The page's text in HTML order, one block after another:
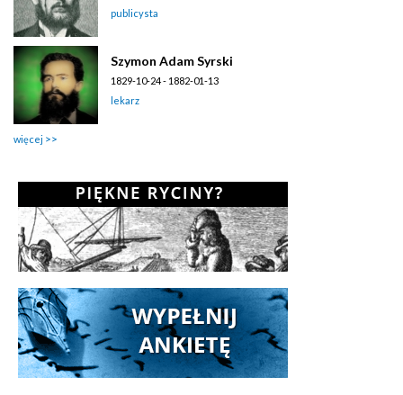
publicysta
Szymon Adam Syrski
1829-10-24 - 1882-01-13
lekarz
więcej